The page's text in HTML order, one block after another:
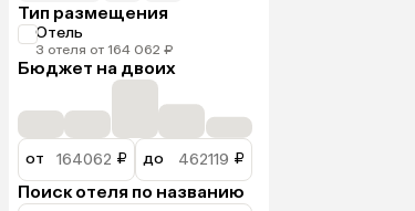
Тип размещения
Отель
3 отеля от 164 062 ₽
Бюджет на двоих
от ₽ до ₽
Поиск отеля по названию